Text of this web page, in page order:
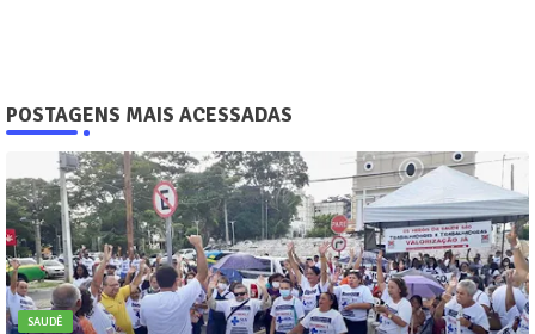
POSTAGENS MAIS ACESSADAS
SAUDÊ